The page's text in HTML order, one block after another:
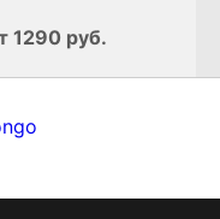
1290 руб.